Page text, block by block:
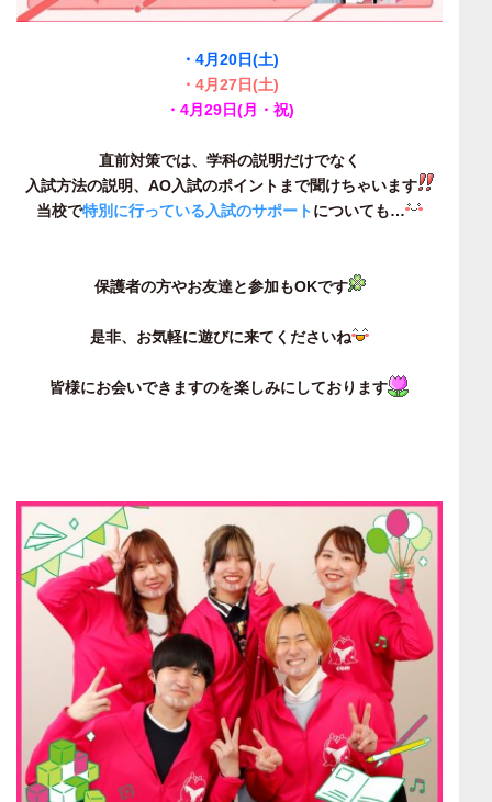
・4月20日(土)
・4月27日(土)
・4月29日(月・祝)
直前対策では、学科の説明だけでなく
入試方法の説明、AO入試のポイントまで聞けちゃいます
当校で特別に行っている入試のサポートについても…
保護者の方やお友達と参加もOKです
是非、お気軽に遊びに来てくださいね
皆様にお会いできますのを楽しみにしております